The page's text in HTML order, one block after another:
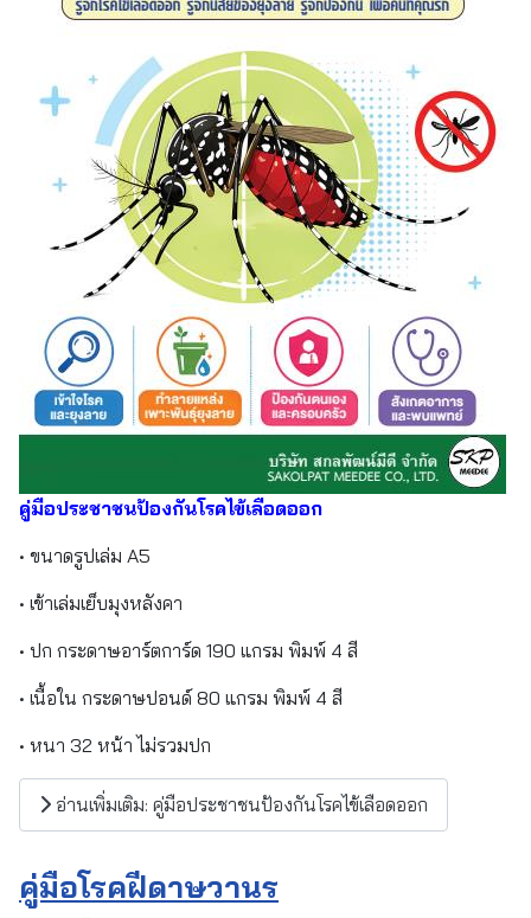
คู่มือประชาชนป้องกันโรคไข้เลือดออก
• ขนาดรูปเล่ม A5
• เข้าเล่มเย็บมุงหลังคา
• ปก กระดาษอาร์ตการ์ด 190 แกรม พิมพ์ 4 สี
• เนื้อใน กระดาษปอนด์ 80 แกรม พิมพ์ 4 สี
• หนา 32 หน้า ไม่รวมปก
อ่านเพิ่มเติม: คู่มือประชาชนป้องกันโรคไข้เลือดออก
คู่มือโรคฝีดาษวานร